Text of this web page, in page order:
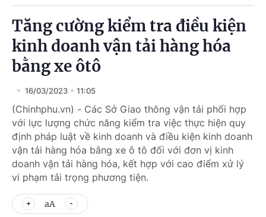
Tăng cường kiểm tra điều kiện
kinh doanh vận tải hàng hóa
bằng xe ôtô
16/03/2023 11:05
(Chinhphu.vn) - Các Sở Giao thông vận tải phối hợp
với lực lượng chức năng kiểm tra việc thực hiện quy
định pháp luật về kinh doanh và điều kiện kinh doanh
vận tải hàng hóa bằng xe ô tô đối với đơn vị kinh
doanh vận tải hàng hóa, kết hợp với cao điểm xử lý
vi phạm tải trọng phương tiện.
aA